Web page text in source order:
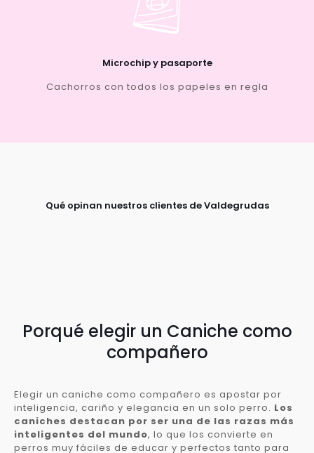
Microchip y pasaporte
Cachorros con todos los papeles en regla
Qué opinan nuestros clientes de Valdegrudas
Porqué elegir un Caniche como
compañero
Elegir un caniche como compañero es apostar por
inteligencia, cariño y elegancia en un solo perro. Los
caniches destacan por ser una de las razas más
inteligentes del mundo, lo que los convierte en
perros muy fáciles de educar y perfectos tanto para